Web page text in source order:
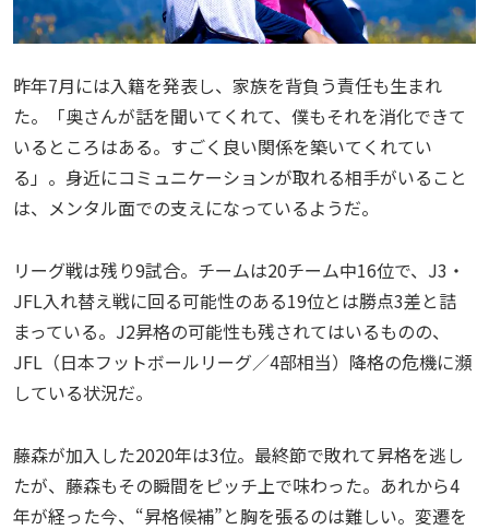
昨年7月には入籍を発表し、家族を背負う責任も生まれ
た。「奥さんが話を聞いてくれて、僕もそれを消化できて
いるところはある。すごく良い関係を築いてくれてい
る」。身近にコミュニケーションが取れる相手がいること
は、メンタル面での支えになっているようだ。
リーグ戦は残り9試合。チームは20チーム中16位で、J3・
JFL入れ替え戦に回る可能性のある19位とは勝点3差と詰
まっている。J2昇格の可能性も残されてはいるものの、
JFL（日本フットボールリーグ／4部相当）降格の危機に瀕
している状況だ。
藤森が加入した2020年は3位。最終節で敗れて昇格を逃し
たが、藤森もその瞬間をピッチ上で味わった。あれから4
年が経った今、“昇格候補”と胸を張るのは難しい。変遷を